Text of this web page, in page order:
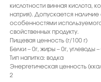
кислотности винная кислота,
натрия). Допускается
особенностями
свойственных продукту.
Пищевая ценность (г/100 г)
Белки – 0г, жиры – 0г, углеводы –
Тип напитка: водка
Энергетическая ценность
2